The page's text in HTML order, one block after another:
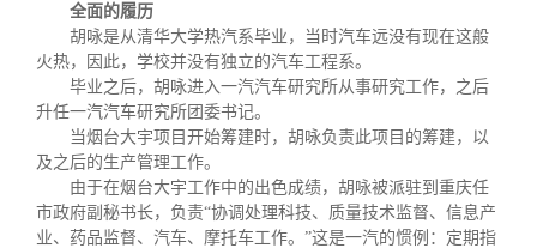
全面的履历
胡咏是从清华大学热汽系毕业，当时汽车远没有现在这般
火热，因此，学校并没有独立的汽车工程系。
毕业之后，胡咏进入一汽汽车研究所从事研究工作，之后
升任一汽汽车研究所团委书记。
当烟台大宇项目开始筹建时，胡咏负责此项目的筹建，以
及之后的生产管理工作。
由于在烟台大宇工作中的出色成绩，胡咏被派驻到重庆任
市政府副秘书长，负责“协调处理科技、质量技术监督、信息产
业、药品监督、汽车、摩托车工作。”这是一汽的惯例：定期指